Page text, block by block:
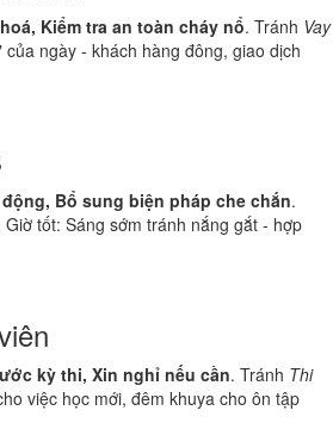
Kiểm tra an toàn cháy nổ. Tránh Vay
của ngày - khách hàng đông, giao dịch
Bổ sung biện pháp che chắn.
Giờ tốt: Sáng sớm tránh nắng gắt - hợp
kỳ thi, Xin nghỉ nếu cần. Tránh Thi
việc học mới, đêm khuya cho ôn tập